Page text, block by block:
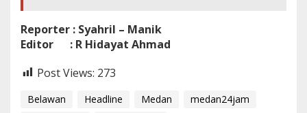
Reporter : Syahril – Manik
Editor : R Hidayat Ahmad
Post Views: 273
Belawan Headline Medan
medan24jam